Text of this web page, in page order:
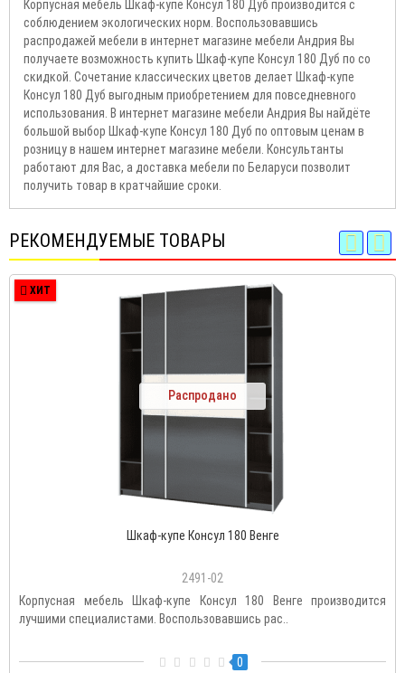
Корпусная мебель Шкаф-купе Консул 180 Дуб производится с
соблюдением экологических норм. Воспользовавшись
распродажей мебели в интернет магазине мебели Андрия Вы
получаете возможность купить Шкаф-купе Консул 180 Дуб по со
скидкой. Сочетание классических цветов делает Шкаф-купе
Консул 180 Дуб выгодным приобретением для повседневного
использования. В интернет магазине мебели Андрия Вы найдёте
большой выбор Шкаф-купе Консул 180 Дуб по оптовым ценам в
розницу в нашем интернет магазине мебели. Консультанты
работают для Вас, а доставка мебели по Беларуси позволит
получить товар в кратчайшие сроки.
РЕКОМЕНДУЕМЫЕ ТОВАРЫ
ХИТ
Распродано
Шкаф-купе Консул 180 Венге
2491-02
Корпусная мебель Шкаф-купе Консул 180 Венге производится
лучшими специалистами. Воспользовавшись рас..
0